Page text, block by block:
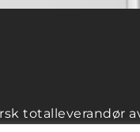
totalleverandør